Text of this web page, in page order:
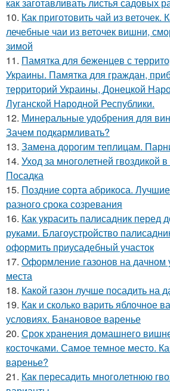
10. Как приготовить чай из веточек.
лечебные чаи из веточек вишни,
зимой
11. Памятка для беженцев с
Украины. Памятка для граждан,
территорий Украины, Донецкой
Луганской Народной Республики.
12. Минеральные удобрения для
Зачем подкармливать?
13. Замена дорогим теплицам.
14. Уход за многолетней гвоздикой
Посадка
15. Поздние сорта абрикоса.
разного срока созревания
16. Как украсить палисадник перед
руками. Благоустройство
оформить приусадебный участок
17. Оформление газонов на дачном
места
18. Какой газон лучше посадить на
19. Как и сколько варить яблочное
условиях. Банановое варенье
20. Срок хранения домашнего
косточками. Самое темное место.
варенье?
21. Как пересадить многолетнюю